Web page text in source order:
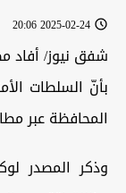
2025-02-24 20:06
شفق نيوز/ أفاد
بأنّ السلطات
المحافظة عبر
وذكر المصدر